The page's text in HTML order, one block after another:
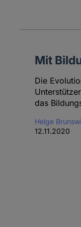
Mit
Die
das
Helge
12.11.2020